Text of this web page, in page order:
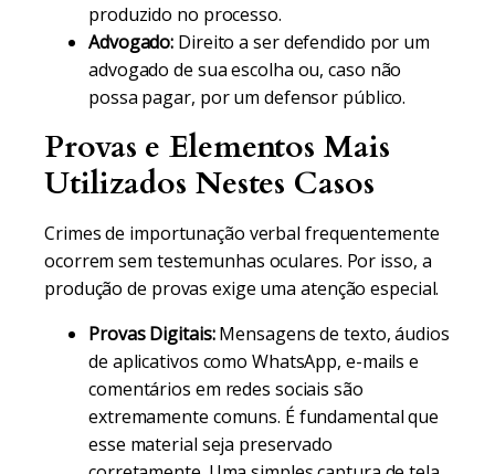
produzido no processo.
Advogado: Direito a ser defendido por um
advogado de sua escolha ou, caso não
possa pagar, por um defensor público.
Provas e Elementos Mais
Utilizados Nestes Casos
Crimes de importunação verbal frequentemente
ocorrem sem testemunhas oculares. Por isso, a
produção de provas exige uma atenção especial.
Provas Digitais:Mensagens de texto, áudios
de aplicativos como WhatsApp, e-mails e
comentários em redes sociais são
extremamente comuns. É fundamental que
esse material seja preservado